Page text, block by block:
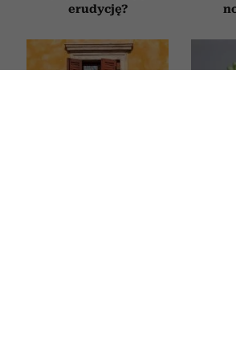
erudycję?